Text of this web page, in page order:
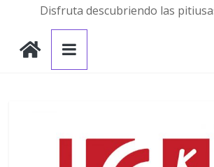
Disfruta descubriendo las